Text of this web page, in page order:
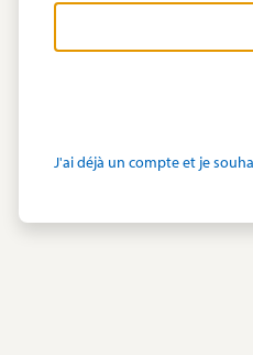
J'ai déjà un compte et je